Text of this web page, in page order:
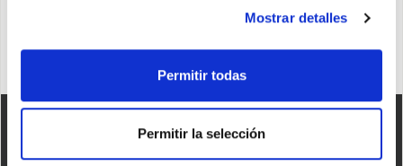
Mostrar detalles
Permitir todas
Permitir la selección